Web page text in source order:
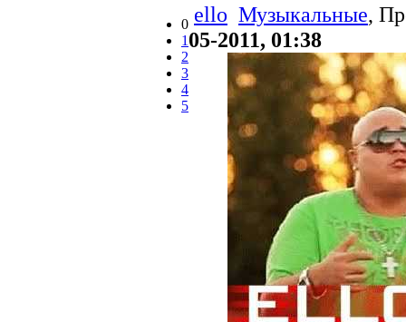
0
1
2
3
4
5
ello Музыкальные,
05-2011, 01:38